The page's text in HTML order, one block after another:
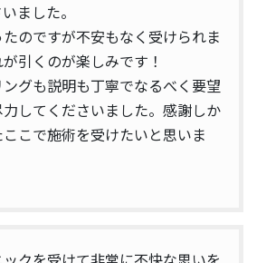
ました。
のですが不安もなく受けられま
引くのが楽しみです！
グも説明も丁寧でなるべく要望
してくださいました。感謝しか
こで施術を受けたいと思いま